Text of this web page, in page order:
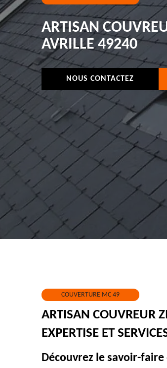
ARTISAN
AVRILLE 49240
NOUS CONTACTEZ
COUVERTURE MC 49
ARTISAN COUVREUR
EXPERTISE ET
Découvrez le savoir-